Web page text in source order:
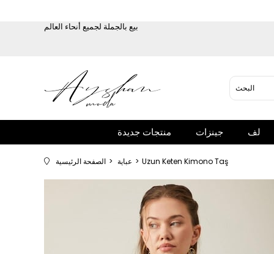
بيع بالجملة لجميع أنحاء العالم
منتجات جديدة جينزات لف
الصفحة الرئيسية عباية Uzun Keten Kimono Taş